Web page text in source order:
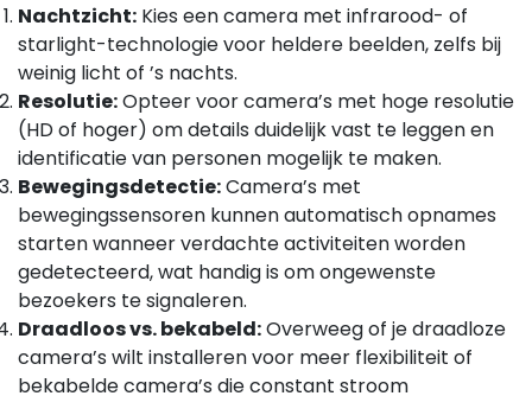
Nachtzicht: Kies een camera met infrarood- of
starlight-technologie voor heldere beelden, zelfs bij
weinig licht of ’s nachts.
Resolutie:Opteer voor camera’s met hoge resolutie
(HD of hoger) om details duidelijk vast te leggen en
identificatie van personen mogelijk te maken.
Bewegingsdetectie:Camera’s met
bewegingssensoren kunnen automatisch opnames
starten wanneer verdachte activiteiten worden
gedetecteerd, wat handig is om ongewenste
bezoekers te signaleren.
Draadloos vs. bekabeld:Overweeg of je draadloze
camera’s wilt installeren voor meer flexibiliteit of
bekabelde camera’s die constant stroom